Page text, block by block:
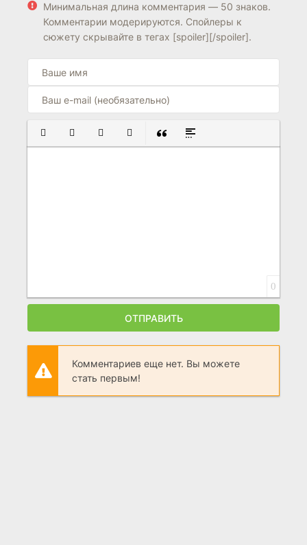
Минимальная длина комментария — 50 знаков.
Комментарии модерируются. Спойлеры к
сюжету скрывайте в тегах [spoiler][/spoiler].
ПОЛУЖИРНЫЙ
КУРСИВПОДЧЕРКНУТЫЙ
ЗАЧЕРКНУТЫЙ
ВСТАВКА ЦИТАТЫ
ВСТАВКА СПОЙЛЕРА
0
ОТПРАВИТЬ
Комментариев еще нет. Вы можете
стать первым!